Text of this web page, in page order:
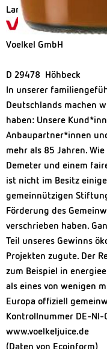
Land Brandenburg
Voelkel GmbH
D 29478 Höhbeck
In unserer
Deutschlands machen
haben: Unsere
Anbaupartner*innen
mehr als 85 Jahren.
Demeter und einem
ist nicht im Besitz
gemeinnützigen
Förderung des
verschrieben haben.
Teil unseres Gewinns
Projekten zugute. Der
zum Beispiel in
als eines von wenigen
Europa offiziell
Kontrollnummer DE-NI-
www.voelkeljuice.de
(Daten von Ecoinform)